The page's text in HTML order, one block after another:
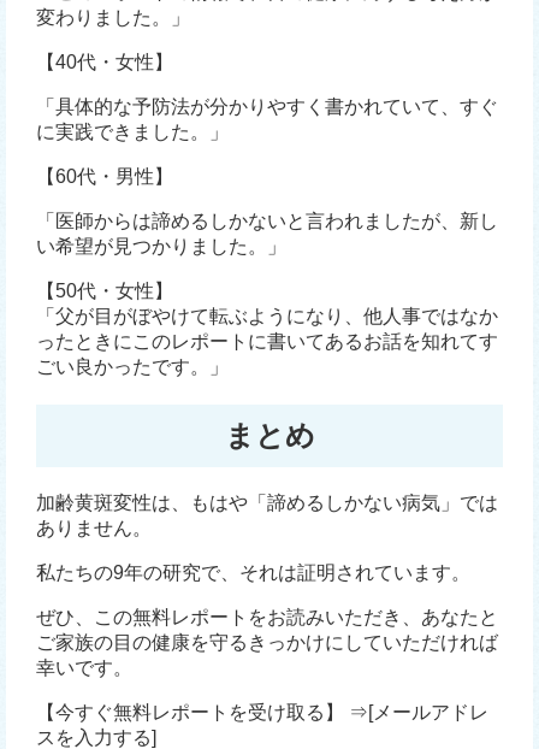
変わりました。」
【40代・女性】
「具体的な予防法が分かりやすく書かれていて、すぐ
に実践できました。」
【60代・男性】
「医師からは諦めるしかないと言われましたが、新し
い希望が見つかりました。」
【50代・女性】
「父が目がぼやけて転ぶようになり、他人事ではなか
ったときにこのレポートに書いてあるお話を知れてす
ごい良かったです。」
まとめ
加齢黄斑変性は、もはや「諦めるしかない病気」では
ありません。
私たちの9年の研究で、それは証明されています。
ぜひ、この無料レポートをお読みいただき、あなたと
ご家族の目の健康を守るきっかけにしていただければ
幸いです。
【今すぐ無料レポートを受け取る】 ⇒[メールアドレ
スを入力する]